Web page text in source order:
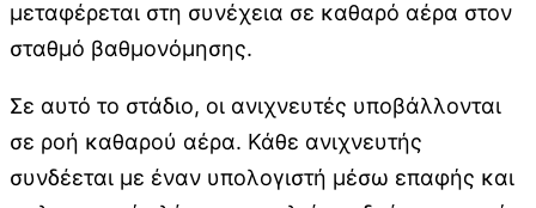
μεταφέρεται στη συνέχεια σε καθαρό αέρα στον
σταθμό βαθμονόμησης.
Σε αυτό το στάδιο, οι ανιχνευτές υποβάλλονται
σε ροή καθαρού αέρα. Κάθε ανιχνευτής
συνδέεται με έναν υπολογιστή μέσω επαφής και